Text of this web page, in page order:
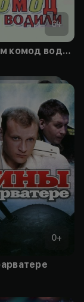
6+
По улицам комод водили...
0+